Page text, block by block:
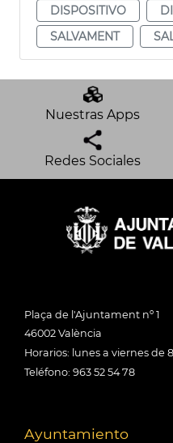
DISPOSITIVO
SALVAMENT
Nuestras Apps
Redes Sociales
Plaça de l'Ajuntament nº 1
46002 València
Horarios: lunes a viernes de
Teléfono: 963 52 54 78
Ayuntamiento